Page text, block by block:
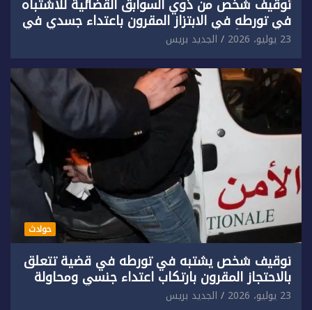
توقيف شخص من ذوي السوابق القضائية للاشتباه
في تورطه في الابتزاز المقرون باعتداء جسدي في
حق سائح أجنبي.
23 يوليو، 2026 الجديد بريس
حوادث
توقيف شخص يشتبه في تورطه في قضية تتعلق
بالاحتجاز المقرون بارتكاب اعتداء جنسي ومحاولة
إضرام النار عمدا.
23 يوليو، 2026 الجديد بريس